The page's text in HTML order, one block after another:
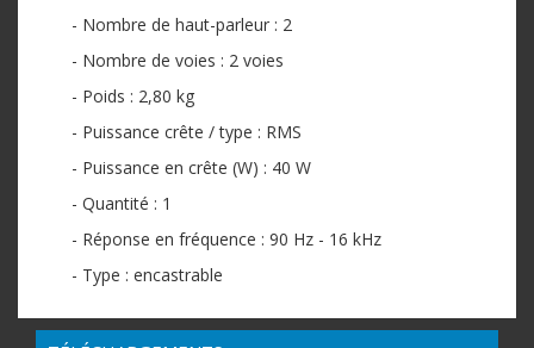
- Nombre de haut-parleur : 2
- Nombre de voies : 2 voies
- Poids : 2,80 kg
- Puissance crête / type : RMS
- Puissance en crête (W) : 40 W
- Quantité : 1
- Réponse en fréquence : 90 Hz - 16 kHz
- Type : encastrable